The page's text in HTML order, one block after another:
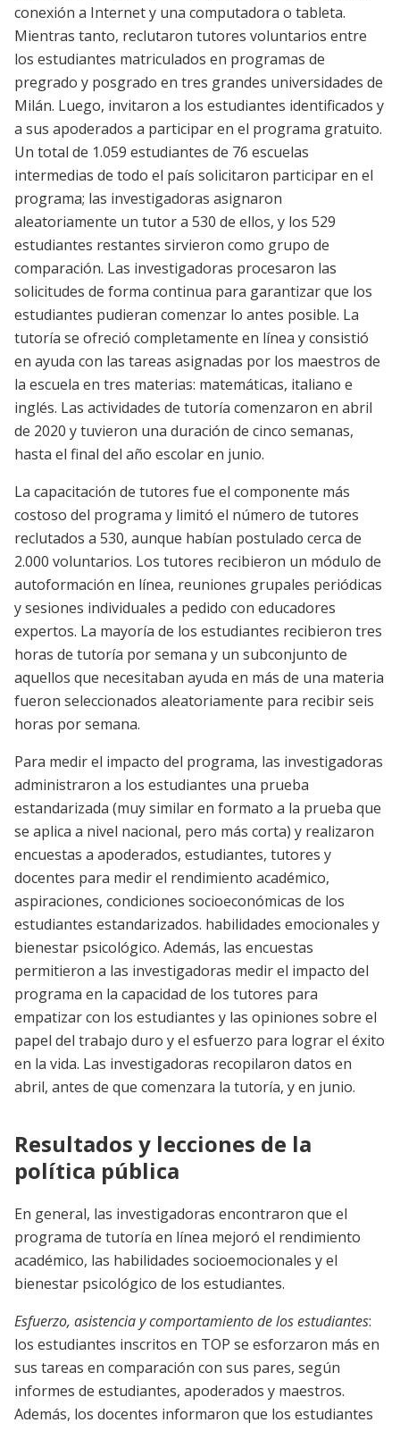
conexión a Internet y una computadora o tableta.
Mientras tanto, reclutaron tutores voluntarios entre
los estudiantes matriculados en programas de
pregrado y posgrado en tres grandes universidades de
Milán. Luego, invitaron a los estudiantes identificados y
a sus apoderados a participar en el programa gratuito.
Un total de 1.059 estudiantes de 76 escuelas
intermedias de todo el país solicitaron participar en el
programa; las investigadoras asignaron
aleatoriamente un tutor a 530 de ellos, y los 529
estudiantes restantes sirvieron como grupo de
comparación. Las investigadoras procesaron las
solicitudes de forma continua para garantizar que los
estudiantes pudieran comenzar lo antes posible. La
tutoría se ofreció completamente en línea y consistió
en ayuda con las tareas asignadas por los maestros de
la escuela en tres materias: matemáticas, italiano e
inglés. Las actividades de tutoría comenzaron en abril
de 2020 y tuvieron una duración de cinco semanas,
hasta el final del año escolar en junio.
La capacitación de tutores fue el componente más
costoso del programa y limitó el número de tutores
reclutados a 530, aunque habían postulado cerca de
2.000 voluntarios. Los tutores recibieron un módulo de
autoformación en línea, reuniones grupales periódicas
y sesiones individuales a pedido con educadores
expertos. La mayoría de los estudiantes recibieron tres
horas de tutoría por semana y un subconjunto de
aquellos que necesitaban ayuda en más de una materia
fueron seleccionados aleatoriamente para recibir seis
horas por semana.
Para medir el impacto del programa, las investigadoras
administraron a los estudiantes una prueba
estandarizada (muy similar en formato a la prueba que
se aplica a nivel nacional, pero más corta) y realizaron
encuestas a apoderados, estudiantes, tutores y
docentes para medir el rendimiento académico,
aspiraciones, condiciones socioeconómicas de los
estudiantes estandarizados. habilidades emocionales y
bienestar psicológico. Además, las encuestas
permitieron a las investigadoras medir el impacto del
programa en la capacidad de los tutores para
empatizar con los estudiantes y las opiniones sobre el
papel del trabajo duro y el esfuerzo para lograr el éxito
en la vida. Las investigadoras recopilaron datos en
abril, antes de que comenzara la tutoría, y en junio.
Resultados y lecciones de la
política pública
En general, las investigadoras encontraron que el
programa de tutoría en línea mejoró el rendimiento
académico, las habilidades socioemocionales y el
bienestar psicológico de los estudiantes.
Esfuerzo, asistencia y comportamiento de los estudiantes:
los estudiantes inscritos en TOP se esforzaron más en
sus tareas en comparación con sus pares, según
informes de estudiantes, apoderados y maestros.
Además, los docentes informaron que los estudiantes